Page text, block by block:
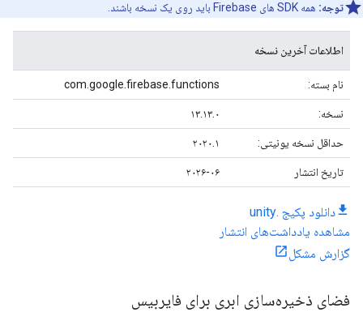
توجه: همه SDK های Firebase باید روی یک نسخه باشند.
اطلاعات آخرین نسخه
نام بسته: com.google.firebase.functions
نسخه: ۱۳.۱۳.۰
حداقل نسخه یونیتی: ۲۰۲۰.۱
تاریخ انتشار ۲۰۲۶-۰۶
دانلود پکیج .unity
مشاهده یادداشت‌های انتشار
گزارش مشکل
فضای ذخیره‌سازی ابری برای فایربیس